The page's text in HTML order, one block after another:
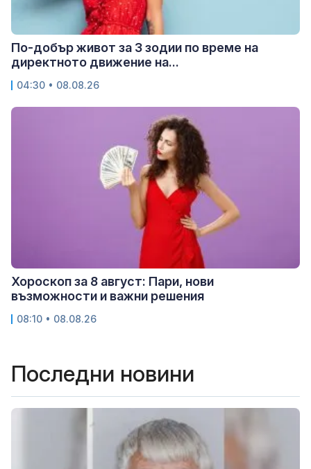
По-добър живот за 3 зодии по време на
директното движение на...
04:30 • 08.08.26
Хороскоп за 8 август: Пари, нови
възможности и важни решения
08:10 • 08.08.26
Последни новини